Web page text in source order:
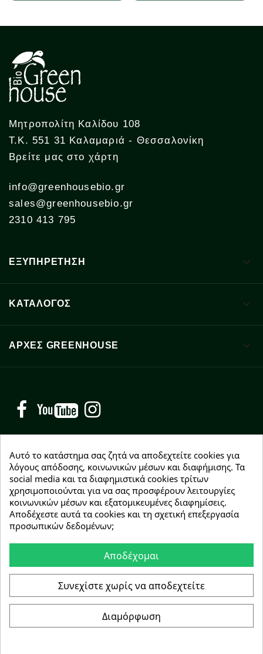
Μητροπολίτη Καλίδου 108
Τ.Κ. 551 31 Καλαμαριά - Θεσσαλονίκη
Βρείτε μας στο χάρτη
info@greenhousebio.gr
sales@greenhousebio.gr
2310 413 795
ΕΞΥΠΗΡΕΤΗΣΗ 
ΚΑΤΑΛΟΓΟΣ 
ΑΡΧΈΣ GREENHOUSE 
Facebook YouTube
NEWSLETTER
Εγγραφείτε δωρεάν και θα είστε οι πρώτοι που θα
λάβετε τα νέα μας γύρω από προσφορές, εκπτώσεις
και νέα προϊόντα.
Συμφωνώ με τουςόρους χρήσης
Copyright © 2026 Greenhousebio
Αυτό το κατάστημα σας ζητά να αποδεχτείτε cookies για
λόγους απόδοσης, κοινωνικών μέσων και διαφήμισης. Τα
social media και τα διαφημιστικά cookies τρίτων
χρησιμοποιούνται για να σας προσφέρουν λειτουργίες
κοινωνικών μέσων και εξατομικευμένες διαφημίσεις.
Αποδέχεστε αυτά τα cookies και τη σχετική επεξεργασία
προσωπικών δεδομένων;
Αποδέχομαι
Συνεχίστε χωρίς να αποδεχτείτε
Διαμόρφωση